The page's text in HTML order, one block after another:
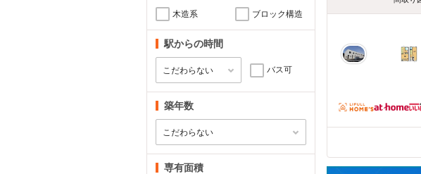
木造系 ブロック構造
駅からの時間
バス可
築年数
専有面積